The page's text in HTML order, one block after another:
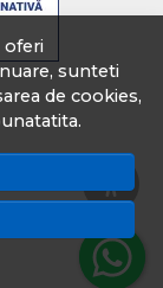
oferi
sunteti
de cookies,